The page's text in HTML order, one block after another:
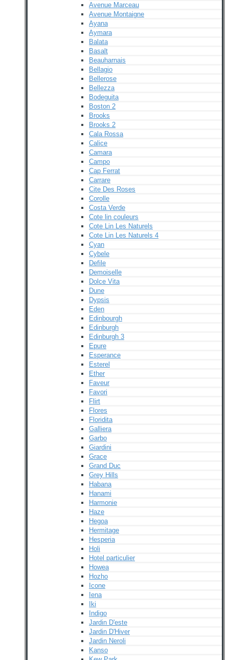
Avenue Marceau
Avenue Montaigne
Ayana
Aymara
Balata
Basalt
Beauharnais
Bellagio
Bellerose
Bellezza
Bodeguita
Boston 2
Brooks
Brooks 2
Cala Rossa
Calice
Camara
Campo
Cap Ferrat
Carrare
Cite Des Roses
Corolle
Costa Verde
Cote lin couleurs
Cote Lin Les Naturels
Cote Lin Les Naturels 4
Cyan
Cybele
Defile
Demoiselle
Dolce Vita
Dune
Dypsis
Eden
Edinbourgh
Edinburgh
Edinburgh 3
Epure
Esperance
Esterel
Ether
Faveur
Favori
Flirt
Flores
Floridita
Galliera
Garbo
Giardini
Grace
Grand Duc
Grey Hills
Habana
Hanami
Harmonie
Haze
Hegoa
Hermitage
Hesperia
Holi
Hotel particulier
Howea
Hozho
Icone
Iena
Iki
Indigo
Jardin D'este
Jardin D'Hiver
Jardin Neroli
Kanso